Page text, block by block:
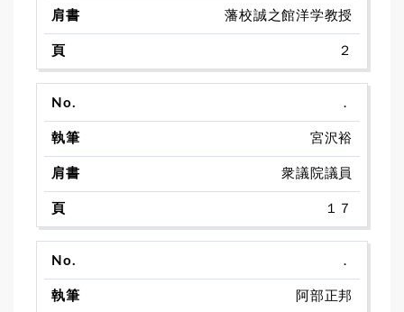
藩校誠之館洋学教授
２
．
宮沢裕
衆議院議員
１７
．
阿部正邦